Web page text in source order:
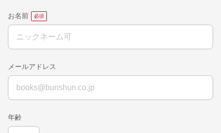
お名前
メールアドレス
年齢